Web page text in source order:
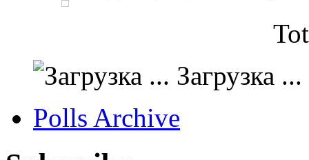
Загрузка ...
Polls Archive